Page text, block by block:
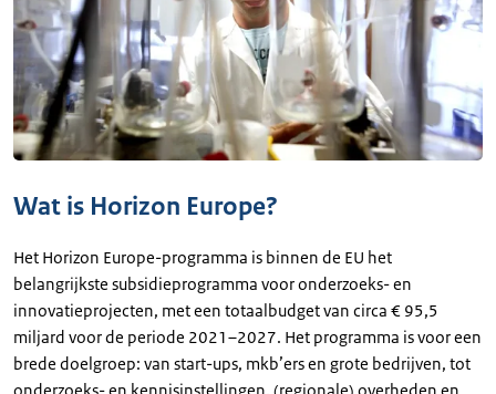
Wat is Horizon Europe?
Het Horizon Europe-programma is binnen de EU het
belangrijkste subsidieprogramma voor onderzoeks- en
innovatieprojecten, met een totaalbudget van circa € 95,5
miljard voor de periode 2021–2027. Het programma is voor een
brede doelgroep: van start-ups, mkb’ers en grote bedrijven, tot
onderzoeks- en kennisinstellingen, (regionale) overheden en